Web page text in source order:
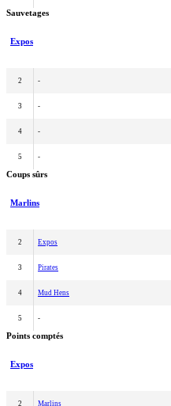
Sauvetages
Expos
2 -
3 -
4 -
5 -
Coups sûrs
Marlins
2 Expos
3 Pirates
4 Mud Hens
5 -
Points comptés
Expos
2 Marlins